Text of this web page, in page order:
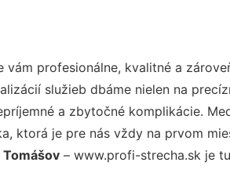
vám profesionálne, kvalitné a
služieb dbáme nielen na
a zbytočné komplikácie.
ktorá je pre nás vždy na prvom
– www.profi-strecha.sk je